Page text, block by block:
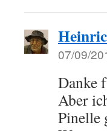
07/09/
Danke
Aber
Pinelle